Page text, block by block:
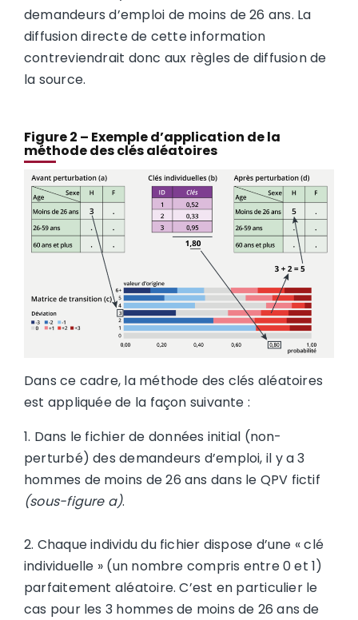
demandeurs d’emploi de moins de 26 ans. La
diffusion directe de cette information
contreviendrait donc aux règles de diffusion de
la source.
Figure 2 – Exemple d’application de la
méthode des clés aléatoires
Dans ce cadre, la méthode des clés aléatoires
est appliquée de la façon suivante :
1. Dans le fichier de données initial (non-
perturbé) des demandeurs d’emploi, il y a 3
hommes de moins de 26 ans dans le QPV fictif
(sous-figure a).
2. Chaque individu du fichier dispose d’une « clé
individuelle » (un nombre compris entre 0 et 1)
parfaitement aléatoire. C’est en particulier le
cas pour les 3 hommes de moins de 26 ans de